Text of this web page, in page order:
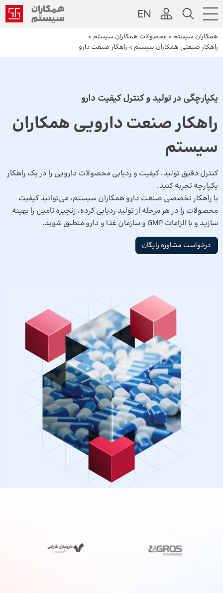
همکاران سیستم > محصولات همکاران سیستم >
راهکار صنعتی همکاران سیستم > راهکار صنعت دارو
یکپارچگی در تولید و کنترل کیفیت دارو
راهکار صنعت دارویی همکاران
سیستم
کنترل دقیق تولید، کیفیت و ردیابی محصولات دارویی را در یک راهکار
یکپارچه تجربه کنید.
با راهکار تخصصی صنعت دارو همکاران سیستم، می‌توانید کیفیت
محصولات را در هر مرحله از تولید ردیابی کرده، زنجیره تامین را بهینه
سازید و با الزامات GMP و سازمان غذا و دارو منطبق شوید.
درخواست مشاوره رایگان